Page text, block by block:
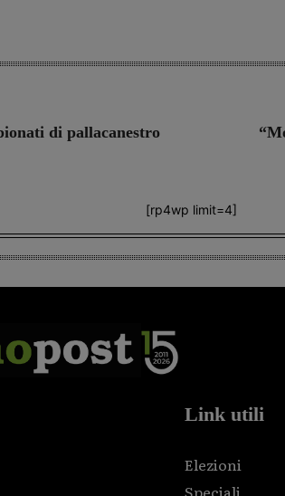
di pallacanestro
[rp4wp limit=4]
Link utili
Elezioni